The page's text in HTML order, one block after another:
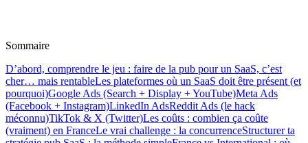
Sommaire
D’abord, comprendre le jeu : faire de la pub pour un SaaS, c’est
cher… mais rentableLes plateformes où un SaaS doit être présent (et
pourquoi)Google Ads (Search + Display + YouTube)Meta Ads
(Facebook + Instagram)LinkedIn AdsReddit Ads (le hack
méconnu)TikTok & X (Twitter)Les coûts : combien ça coûte
(vraiment) en FranceLe vrai challenge : la concurrenceStructurer ta